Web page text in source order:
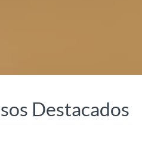
Destacados